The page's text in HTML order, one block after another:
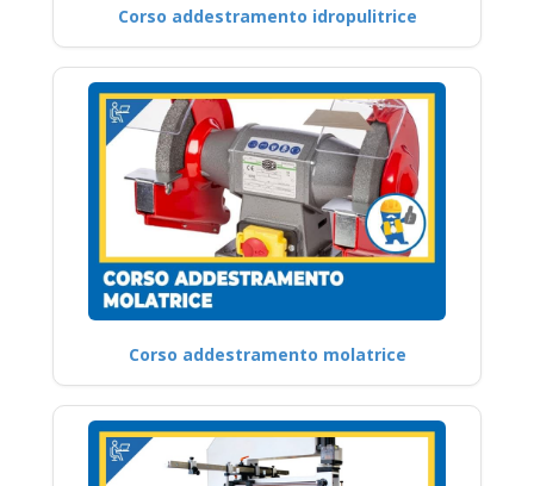
Corso addestramento idropulitrice
Corso addestramento molatrice